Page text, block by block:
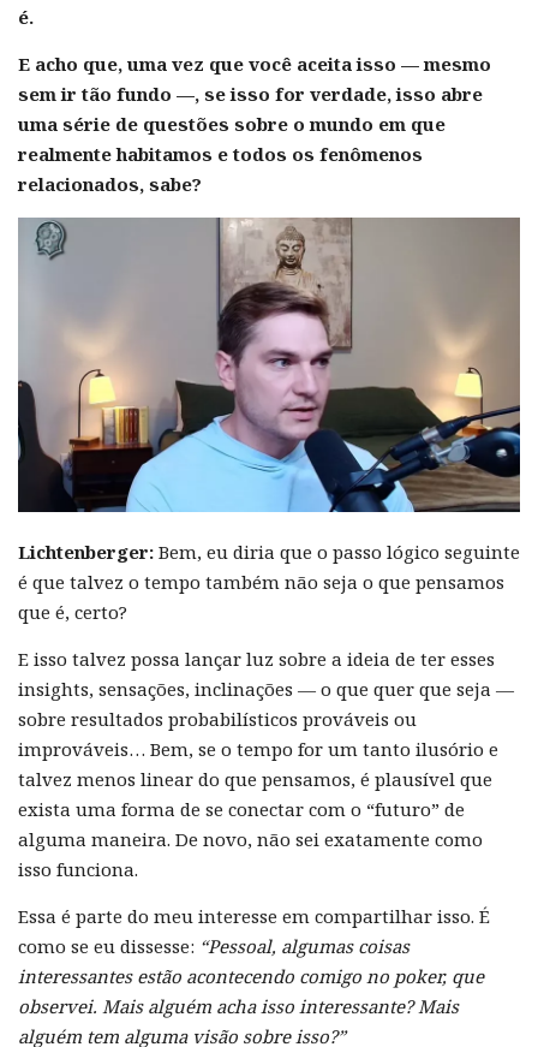
é.
E acho que, uma vez que você aceita isso — mesmo
sem ir tão fundo —, se isso for verdade, isso abre
uma série de questões sobre o mundo em que
realmente habitamos e todos os fenômenos
relacionados, sabe?
Lichtenberger: Bem, eu diria que o passo lógico seguinte
é que talvez o tempo também não seja o que pensamos
que é, certo?
E isso talvez possa lançar luz sobre a ideia de ter esses
insights, sensações, inclinações — o que quer que seja —
sobre resultados probabilísticos prováveis ou
improváveis… Bem, se o tempo for um tanto ilusório e
talvez menos linear do que pensamos, é plausível que
exista uma forma de se conectar com o “futuro” de
alguma maneira. De novo, não sei exatamente como
isso funciona.
Essa é parte do meu interesse em compartilhar isso. É
como se eu dissesse: “Pessoal, algumas coisas
interessantes estão acontecendo comigo no poker, que
observei. Mais alguém acha isso interessante? Mais
alguém tem alguma visão sobre isso?”